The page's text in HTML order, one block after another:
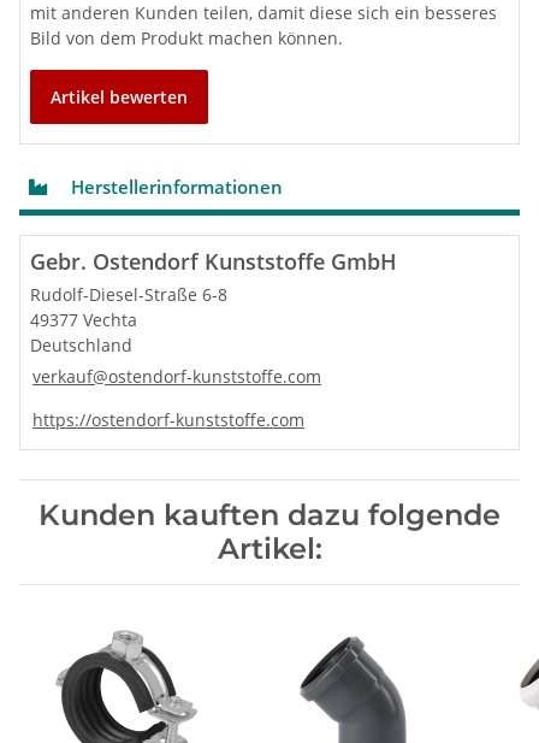
mit anderen Kunden teilen, damit diese sich ein besseres
Bild von dem Produkt machen können.
Artikel bewerten
Herstellerinformationen
Gebr. Ostendorf Kunststoffe GmbH
Rudolf-Diesel-Straße 6-8
49377 Vechta
Deutschland
verkauf@ostendorf-kunststoffe.com
https://ostendorf-kunststoffe.com
Kunden kauften dazu folgende
Artikel: